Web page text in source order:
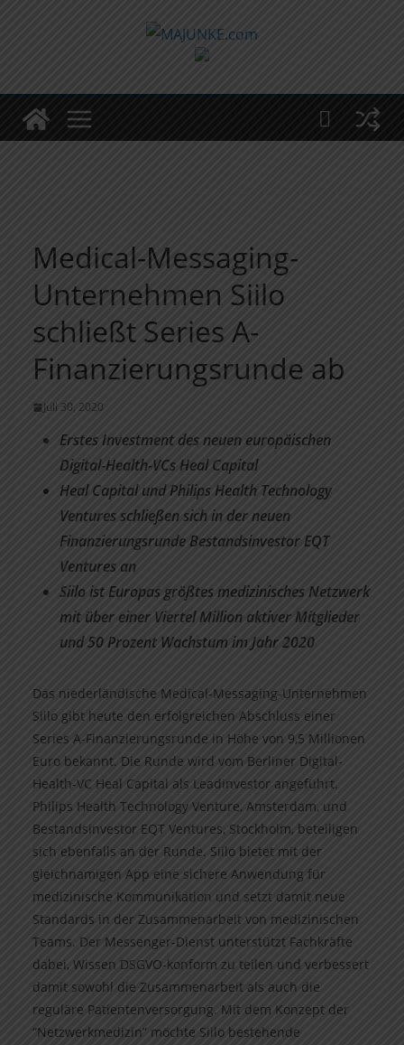
Medical-Messaging-
Unternehmen Siilo
schließt Series A-
Finanzierungsrunde ab
Juli 30, 2020
Erstes Investment des neuen europäischen
Digital-Health-VCs Heal Capital
Heal Capital und Philips Health Technology
Ventures schließen sich in der neuen
Finanzierungsrunde Bestandsinvestor EQT
Ventures an
Siilo ist Europas größtes medizinisches Netzwerk
mit über einer Viertel Million aktiver Mitglieder
und 50 Prozent Wachstum im Jahr 2020
Das niederländische Medical-Messaging-Unternehmen
Siilo gibt heute den erfolgreichen Abschluss einer
Series A-Finanzierungsrunde in Höhe von 9,5 Millionen
Euro bekannt. Die Runde wird vom Berliner Digital-
Health-VC Heal Capital als Leadinvestor angeführt.
Philips Health Technology Venture, Amsterdam, und
Bestandsinvestor EQT Ventures, Stockholm, beteiligen
sich ebenfalls an der Runde. Siilo bietet mit der
gleichnamigen App eine sichere Anwendung für
medizinische Kommunikation und setzt damit neue
Standards in der Zusammenarbeit von medizinischen
Teams. Der Messenger-Dienst unterstützt Fachkräfte
dabei, Wissen DSGVO-konform zu teilen und verbessert
damit sowohl die Zusammenarbeit als auch die
reguläre Patientenversorgung. Mit dem Konzept der
“Netzwerkmedizin” möchte Siilo bestehende